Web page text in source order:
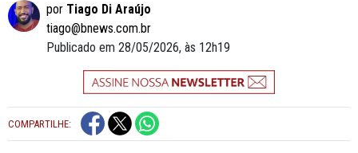
por Tiago Di Araújo
tiago@bnews.com.br
Publicado em 28/05/2026, às 12h19
COMPARTILHE: